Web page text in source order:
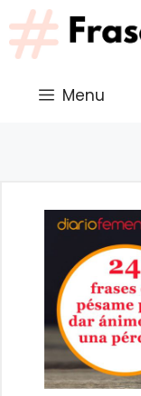
Saltar
al
contenido
Menu